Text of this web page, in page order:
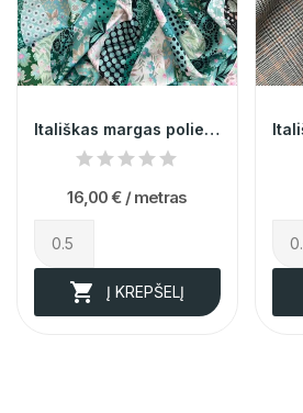
Itališkas margas poliesteris
16,00 € / metras
 Į KREPŠELĮ